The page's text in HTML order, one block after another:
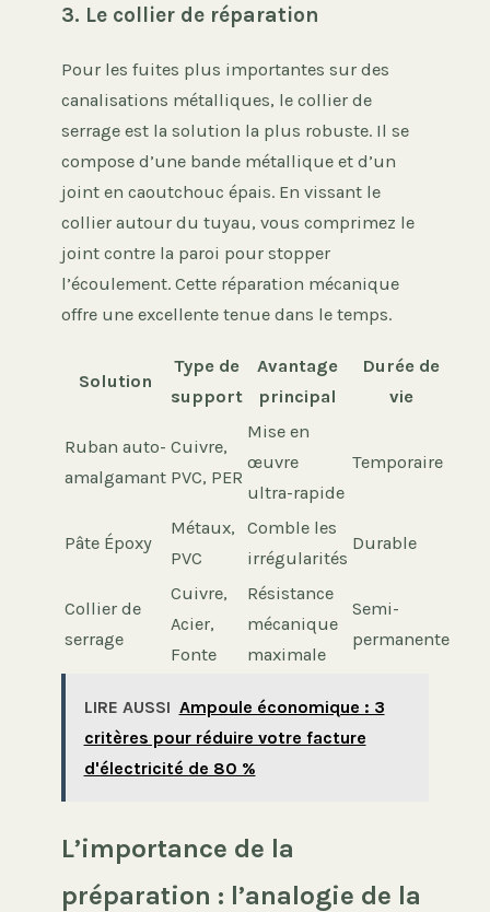
3. Le collier de réparation
Pour les fuites plus importantes sur des
canalisations métalliques, le collier de
serrage est la solution la plus robuste. Il se
compose d’une bande métallique et d’un
joint en caoutchouc épais. En vissant le
collier autour du tuyau, vous comprimez le
joint contre la paroi pour stopper
l’écoulement. Cette réparation mécanique
offre une excellente tenue dans le temps.
Solution
Type de
support
Avantage
principal
Durée de
vie
Ruban auto-
amalgamant
Cuivre,
PVC, PER
Mise en
œuvre
ultra-rapide
Temporaire
Pâte Époxy
Métaux,
PVC
Comble les
irrégularités
Durable
Collier de
serrage
Cuivre,
Acier,
Fonte
Résistance
mécanique
maximale
Semi-
permanente
LIRE AUSSI Ampoule économique : 3
critères pour réduire votre facture
d'électricité de 80 %
L’importance de la
préparation : l’analogie de la